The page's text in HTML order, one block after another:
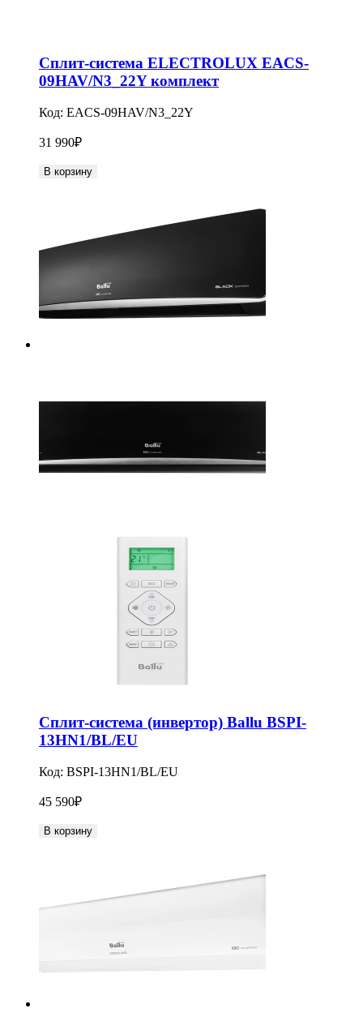
Сплит-система ELECTROLUX EACS-
09HAV/N3_22Y комплект
Код: EACS-09HAV/N3_22Y
31 990₽
В корзину
Сплит-система (инвертор) Ballu BSPI-
13HN1/BL/EU
Код: BSPI-13HN1/BL/EU
45 590₽
В корзину